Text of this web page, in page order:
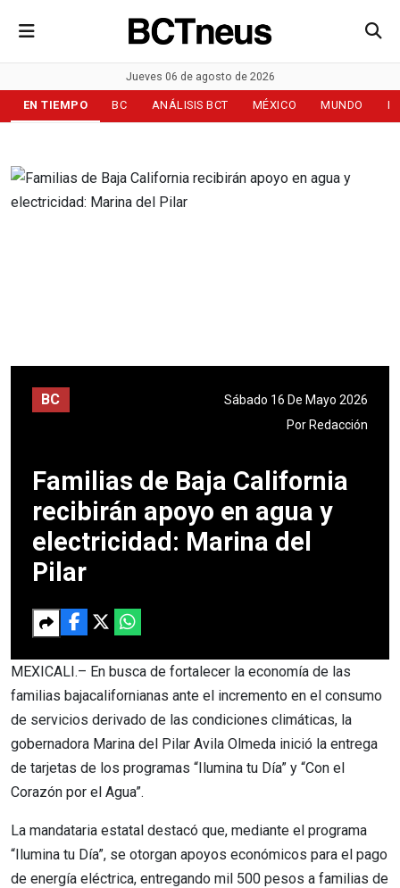
Jueves 06 de agosto de 2026
EN TIEMPO BC ANÁLISIS BCT MÉXICO MUNDO
BC
Sábado 16 De Mayo 2026
Por Redacción
Familias de Baja California
recibirán apoyo en agua y
electricidad: Marina del
Pilar
MEXICALI.– En busca de fortalecer la economía de las
familias bajacalifornianas ante el incremento en el consumo
de servicios derivado de las condiciones climáticas, la
gobernadora Marina del Pilar Avila Olmeda inició la entrega
de tarjetas de los programas “Ilumina tu Día” y “Con el
Corazón por el Agua”.
La mandataria estatal destacó que, mediante el programa
“Ilumina tu Día”, se otorgan apoyos económicos para el pago
de energía eléctrica, entregando mil 500 pesos a familias de